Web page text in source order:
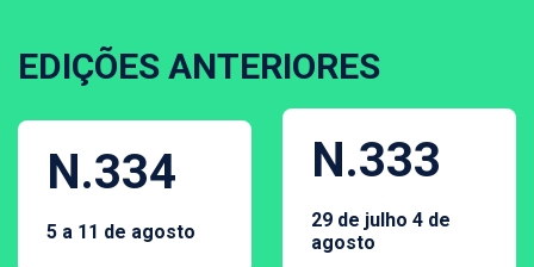
EDIÇÕES ANTERIORES
N.334
5 a 11 de agosto
N.333
29 de julho 4 de
agosto